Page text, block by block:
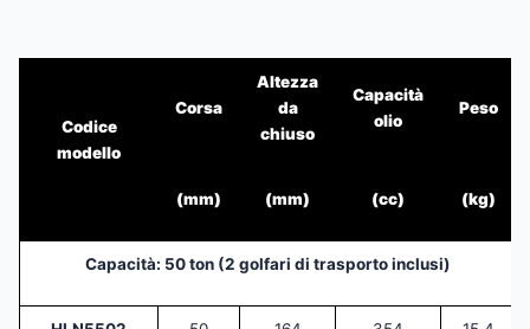
Codice
modello
Corsa
Altezza
da
chiuso
Capacità
olio
Peso
(mm) (mm) (cc) (kg)
Capacità: 50 ton (2 golfari di trasporto inclusi)